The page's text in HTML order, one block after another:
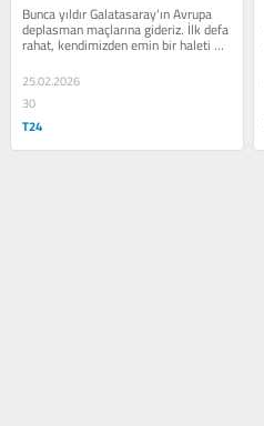
Bunca yıldır Galatasaray'ın Avrupa
deplasman maçlarına gideriz. İlk defa
rahat, kendimizden emin bir haleti
ruhideyiz. Akşam ne olur bilinmez...
25.02.2026
30
T24